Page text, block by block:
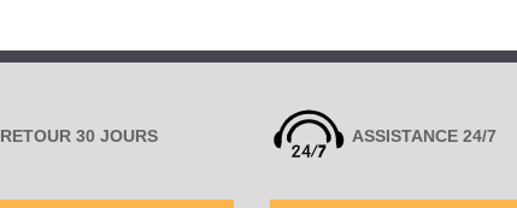
RETOUR 30 JOURS ASSISTANCE 24/7